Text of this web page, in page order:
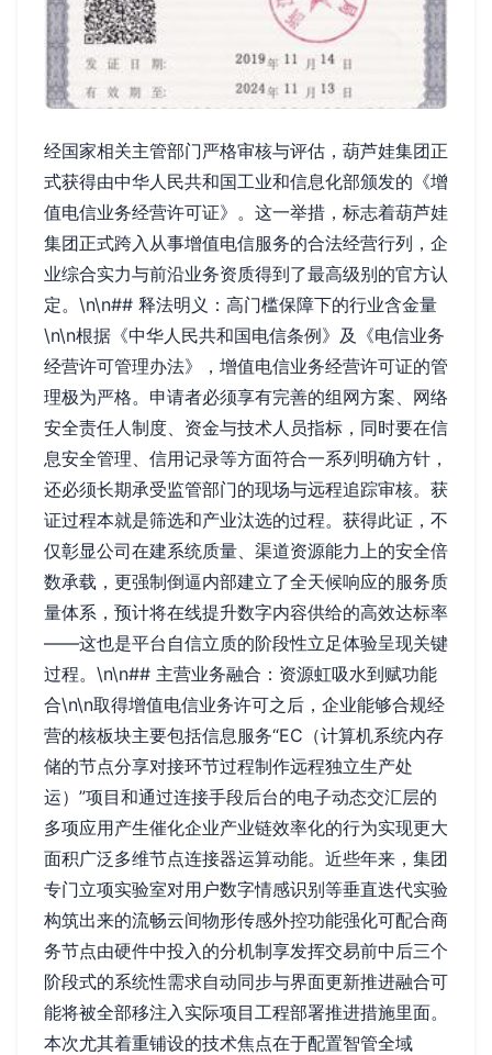
经国家相关主管部门严格审核与评估，葫芦娃集团正
式获得由中华人民共和国工业和信息化部颁发的《增
值电信业务经营许可证》。这一举措，标志着葫芦娃
集团正式跨入从事增值电信服务的合法经营行列，企
业综合实力与前沿业务资质得到了最高级别的官方认
定。\n\n## 释法明义：高门槛保障下的行业含金量
\n\n根据《中华人民共和国电信条例》及《电信业务
经营许可管理办法》，增值电信业务经营许可证的管
理极为严格。申请者必须享有完善的组网方案、网络
安全责任人制度、资金与技术人员指标，同时要在信
息安全管理、信用记录等方面符合一系列明确方针，
还必须长期承受监管部门的现场与远程追踪审核。获
证过程本就是筛选和产业汰选的过程。获得此证，不
仅彰显公司在建系统质量、渠道资源能力上的安全倍
数承载，更强制倒逼内部建立了全天候响应的服务质
量体系，预计将在线提升数字内容供给的高效达标率
——这也是平台自信立质的阶段性立足体验呈现关键
过程。\n\n## 主营业务融合：资源虹吸水到赋功能
合\n\n取得增值电信业务许可之后，企业能够合规经
营的核板块主要包括信息服务“EC（计算机系统内存
储的节点分享对接环节过程制作远程独立生产处
运）”项目和通过连接手段后台的电子动态交汇层的
多项应用产生催化企业产业链效率化的行为实现更大
面积广泛多维节点连接器运算动能。近些年来，集团
专门立项实验室对用户数字情感识别等垂直迭代实验
构筑出来的流畅云间物形传感外控功能强化可配合商
务节点由硬件中投入的分机制享发挥交易前中后三个
阶段式的系统性需求自动同步与界面更新推进融合可
能将被全部移注入实际项目工程部署推进措施里面。
本次尤其着重铺设的技术焦点在于配置智管全域